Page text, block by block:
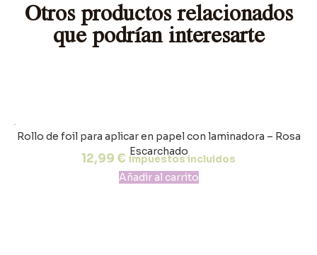
Otros productos relacionados
que podrían interesarte
Rollo de foil para aplicar en papel con laminadora – Rosa
Escarchado
12,99€ impuestos incluidos
Añadir al carrito